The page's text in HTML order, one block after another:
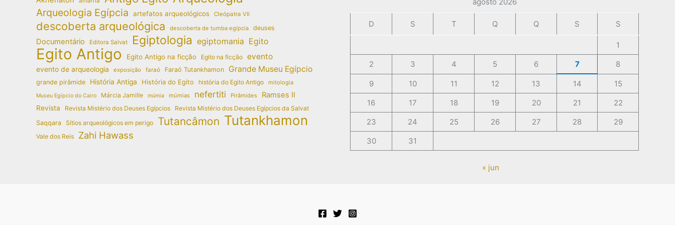
Arqueologia Egípcia artefatos arqueológicos Cleópatra VII
descoberta arqueológica descoberta de tumba egípcia deuses
Documentário Editora Salvat Egiptologia egiptomania Egito
Egito Antigo Egito Antigo na ficção Egito na ficção evento
evento de arqueologia exposição faraó Faraó Tutankhamon Grande Museu Egípcio
grande pirâmide História Antiga História do Egito história do Egito Antigo mitologia
Museu Egípcio do Cairo Márcia Jamille múmia múmias nefertiti Pirâmides Ramses II
Revista Revista Mistério dos Deuses Egípcios
Revista Mistério dos Deuses Egípcios da Salvat
Saqqara Sítios arqueológicos em perigo Tutancâmon Tutankhamon
Vale dos Reis Zahi Hawass
D S T Q Q S S
1
2
3 4 5 6 7 8
9 10 11 12 13 14
15
16
17 18 19 20 21
22
23
24 25 26 27 28
29
30
31
« jun